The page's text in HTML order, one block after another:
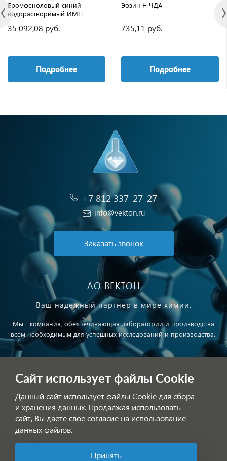
Бромфеноловый синий
водорастворимый ИМП
35 092,08 руб.
Подробнее
Эозин Н ЧДА
735,11 руб.
Подробнее
+7 812 337-27-27
info@vekton.ru
Заказать звонок
АО ВЕКТОН
Ваш надежный партнер в мире химии.
Мы - компания, обеспечивающая лаборатории и производства
всем необходимым для успешных исследований и производства..
Обработка персональных данных
Сайт использует файлы Cookie
Данный сайт использует файлы Cookie для сбора
и хранения данных. Продалжая использовать
сайт, Вы даете свое согласие на использование
данных файлов.
Принять